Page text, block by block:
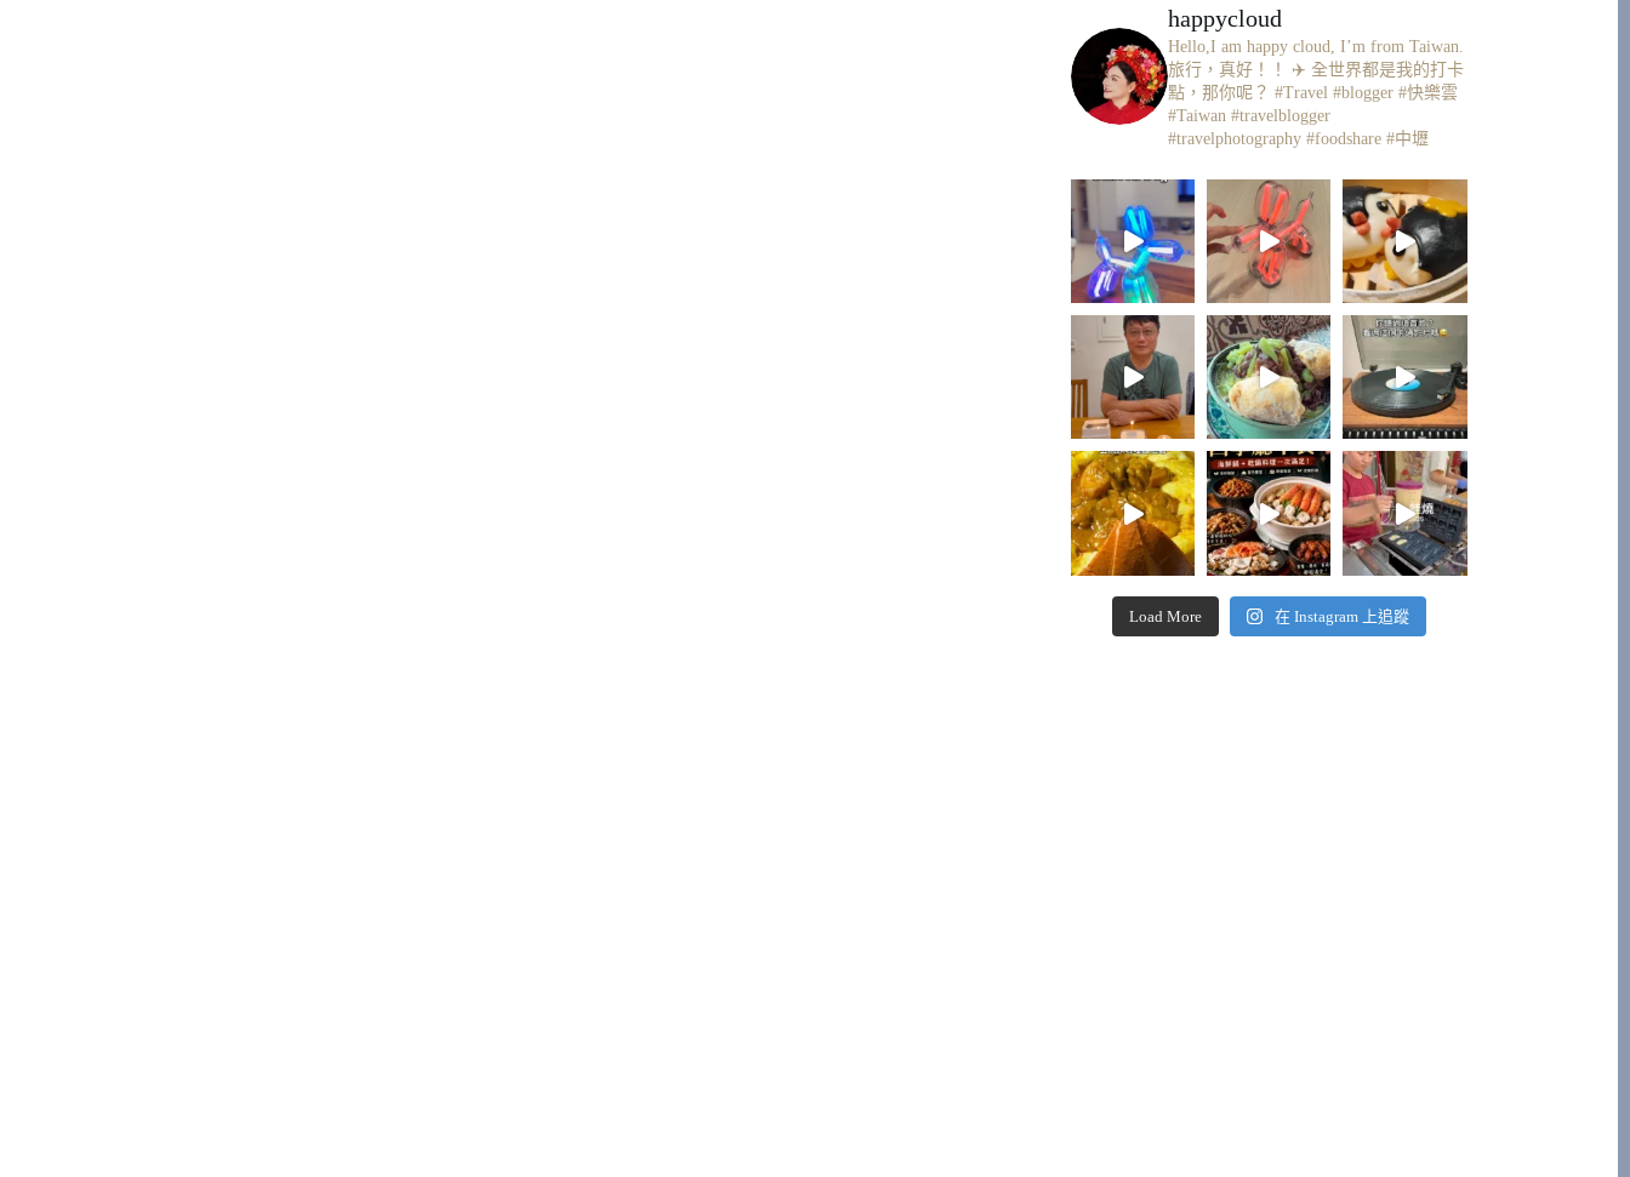
happycloud
Hello,I am happy cloud, I’m from Taiwan.
旅行，真好！！ ✈️ 全世界都是我的打卡
點，那你呢？ #Travel #blogger #快樂雲
#Taiwan #travelblogger
#travelphotography #foodshare #中壢
Load More 在 Instagram 上追蹤